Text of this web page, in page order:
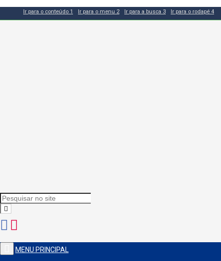
Ir para o conteúdo 1 Ir para o menu 2 Ir para a busca 3 Ir para o rodapé 4
MENU PRINCIPAL